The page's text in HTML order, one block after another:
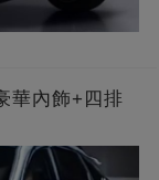
華內飾+四排